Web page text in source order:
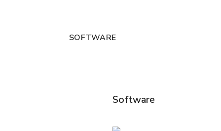
SOFTWARE
Software